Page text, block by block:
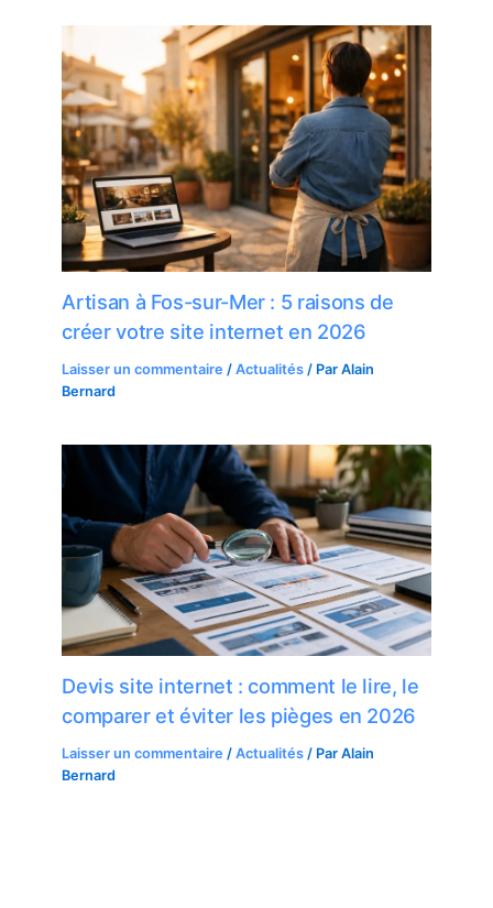
Artisan à Fos-sur-Mer : 5 raisons de
créer votre site internet en 2026
Laisser un commentaire /Actualités / ParAlain
Bernard
Devis site internet : comment le lire, le
comparer et éviter les pièges en 2026
Laisser un commentaire /Actualités / ParAlain
Bernard